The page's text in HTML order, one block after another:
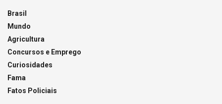
Brasil
Mundo
Agricultura
Concursos e Emprego
Curiosidades
Fama
Fatos Policiais